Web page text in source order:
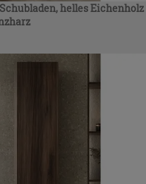
helles Eichenholz